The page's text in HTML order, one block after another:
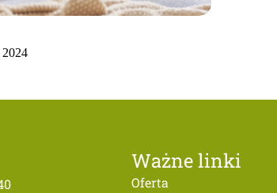
2024
Ważne linki
Oferta